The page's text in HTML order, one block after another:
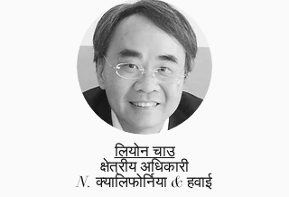
लियोन चाउ
क्षेत्रीय अधिकारी
N. क्यालिफोर्निया & हवाई